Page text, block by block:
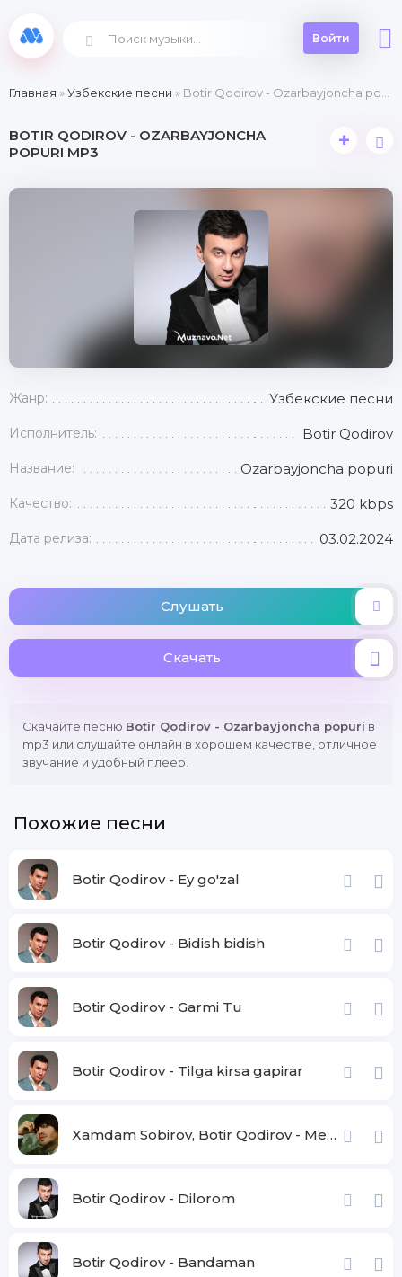
Войти
Главная »Узбекские песни » Botir Qodirov - Ozarbayjoncha popuri
BOTIR QODIROV - OZARBAYJONCHA
POPURI MP3
+
Жанр: Узбекские песни
Исполнитель: Botir Qodirov
Название: Ozarbayjoncha popuri
Качество: 320 kbps
Дата релиза: 03.02.2024
Слушать
Скачать
Скачайте песню Botir Qodirov - Ozarbayjoncha popuri в
mp3 или слушайте онлайн в хорошем качестве, отличное
звучание и удобный плеер.
Похожие песни
Botir Qodirov - Ey go'zal
Botir Qodirov - Bidish bidish
Botir Qodirov - Garmi Tu
Botir Qodirov - Tilga kirsa gapirar
Xamdam Sobirov, Botir Qodirov - Menga qara lola
Botir Qodirov - Dilorom
Botir Qodirov - Bandaman